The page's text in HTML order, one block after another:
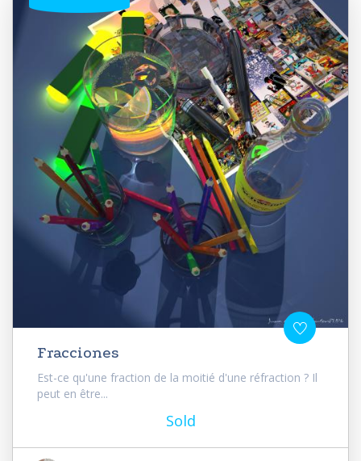
Fracciones
Est-ce qu'une fraction de la moitié d'une réfraction ? Il
peut en être...
Sold